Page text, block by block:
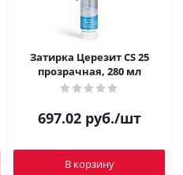
Затирка Церезит CS 25
прозрачная, 280 мл
697.02руб./шт
В корзину